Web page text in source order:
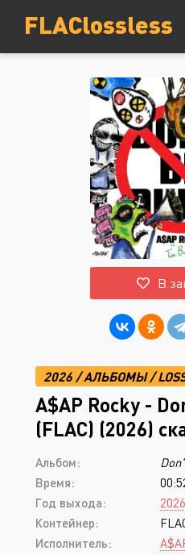
FLAClossless
Авторизация
Запомнить
ВОЙТИ
Или
В
2026 /АЛЬБОМЫ/
A$AP Rocky -
(FLAC) (2026)
Альбом:
Время:
Год выхода:
2026
Контейнер:
Исполнитель: